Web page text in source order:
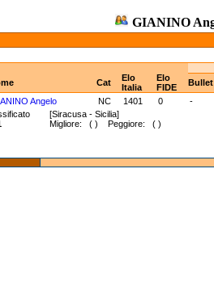
GIANINO
Cat
Elo
Italia
Elo
FIDE
Angelo
NC 1401 0
-
[Siracusa - Sicilia]
Migliore: ( ) Peggiore: ( )